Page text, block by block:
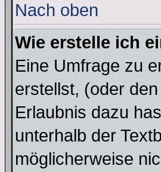
Nach oben
Wie erstelle ich
Eine Umfrage zu
erstellst, (oder
Erlaubnis dazu
unterhalb der
möglicherweise